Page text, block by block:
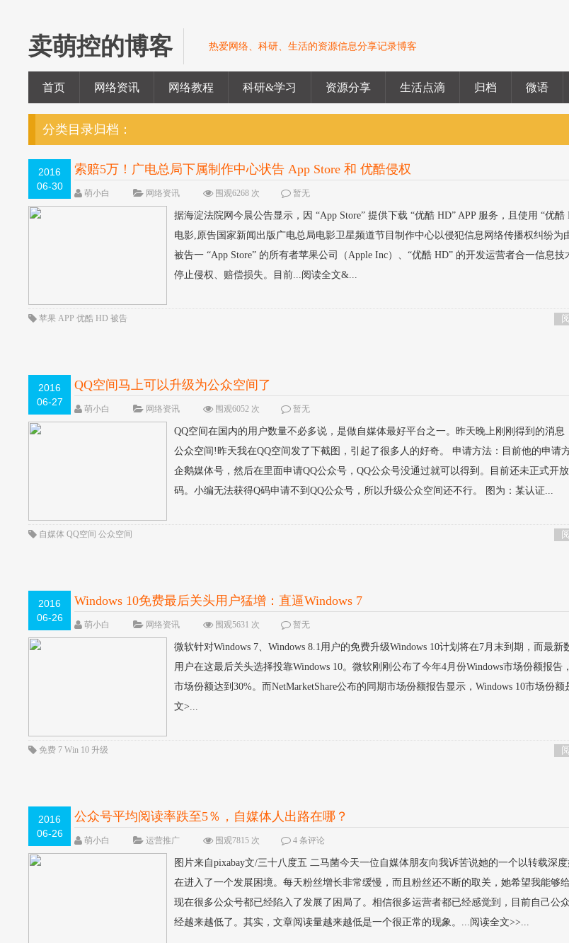
卖萌控的博客 热爱网络、科研、生活的资源信息分享记录博客
首页 网络资讯 网络教程 科研&学习 资源分享 生活点滴 归档 微语
分类目录归档：
2016
06-30
索赔5万！广电总局下属制作中心状告 App Store 和 优酷侵权
萌小白 网络资讯 围观6268 次 暂无
据海淀法院网今晨公告显示，因 “App Store” 提供下载 “优酷 HD” APP 服务，且使用 “优
电影,原告国家新闻出版广电总局电影卫星频道节目制作中心以侵犯信息网络传播权纠纷为
被告一 “App Store” 的所有者苹果公司（Apple Inc）、“优酷 HD” 的开发运营者合一信息技
停止侵权、赔偿损失。目前...阅读全文&...
苹果APP优酷HD被告
2016
06-27
QQ空间马上可以升级为公众空间了
萌小白 网络资讯 围观6052 次 暂无
QQ空间在国内的用户数量不必多说，是做自媒体最好平台之一。昨天晚上刚刚得到的消息
公众空间!昨天我在QQ空间发了下截图，引起了很多人的好奇。 申请方法：目前他的申请
企鹅媒体号，然后在里面申请QQ公众号，QQ公众号没通过就可以得到。目前还未正式开
码。小编无法获得Q码申请不到QQ公众号，所以升级公众空间还不行。 图为：某认证...
自媒体QQ空间公众空间
2016
06-26
Windows 10免费最后关头用户猛增：直逼Windows 7
萌小白 网络资讯 围观5631 次 暂无
微软针对Windows 7、Windows 8.1用户的免费升级Windows 10计划将在7月末到期，而最
用户在这最后关头选择投靠Windows 10。微软刚刚公布了今年4月份Windows市场份额报告
市场份额达到30%。而NetMarketShare公布的同期市场份额报告显示，Windows 10市场份额
文>...
免费 7Win 10 升级
2016
06-26
公众号平均阅读率跌至5％，自媒体人出路在哪？
萌小白 运营推广 围观7815 次 4 条评论
图片来自pixabay文/三十八度五 二马菌今天一位自媒体朋友向我诉苦说她的一个以转载深
在进入了一个发展困境。每天粉丝增长非常缓慢，而且粉丝还不断的取关，她希望我能够
现在很多公众号都已经陷入了发展了困局了。相信很多运营者都已经感觉到，目前自己公
经越来越低了。其实，文章阅读量越来越低是一个很正常的现象。...阅读全文>>...